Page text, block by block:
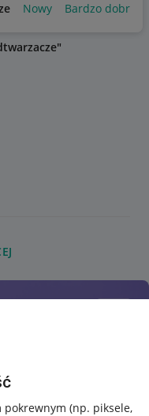
pokrewnym (np. piksele,
Nowy Bardzo dobry